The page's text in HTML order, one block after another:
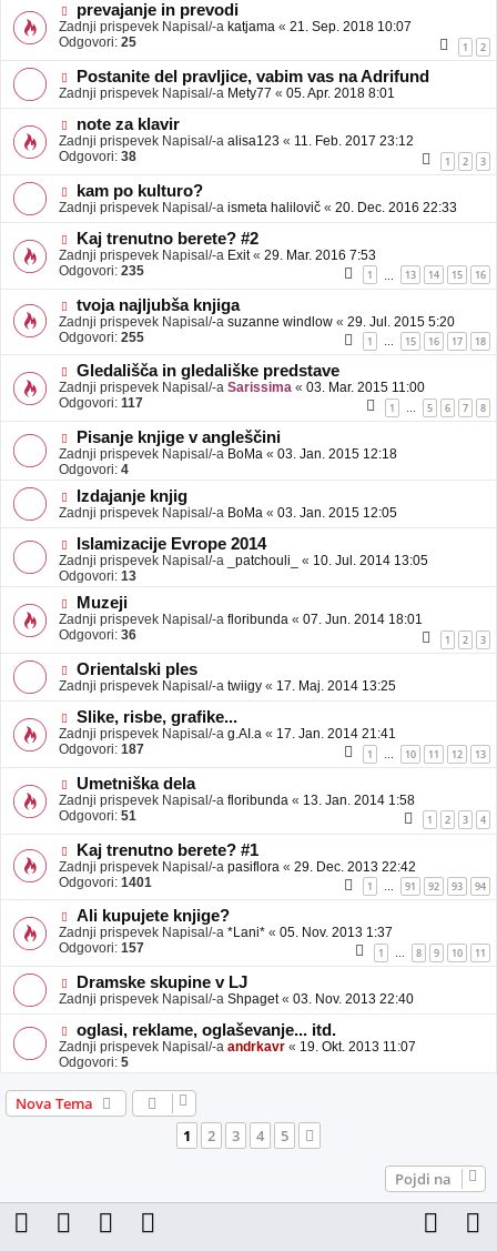
prevajanje in prevodi
Zadnji prispevek Napisal/-a katjama « 21. Sep. 2018 10:07
Odgovori: 25 1 2
Postanite del pravljice, vabim vas na Adrifund
Zadnji prispevek Napisal/-a Mety77 « 05. Apr. 2018 8:01
note za klavir
Zadnji prispevek Napisal/-a alisa123 « 11. Feb. 2017 23:12
Odgovori: 38 1 2 3
kam po kulturo?
Zadnji prispevek Napisal/-a ismeta halilovič « 20. Dec. 2016 22:33
Kaj trenutno berete? #2
Zadnji prispevek Napisal/-a Exit« 29. Mar. 2016 7:53
Odgovori: 235 1 13 14 15 16
tvoja najljubša knjiga
Zadnji prispevek Napisal/-a suzanne windlow « 29. Jul. 2015 5:20
Odgovori: 255 1 … 15 16 17 18
Gledališča in gledališke predstave
Zadnji prispevek Napisal/-a Sarissima « 03. Mar. 2015 11:00
Odgovori: 117 1 … 5 6 7 8
Pisanje knjige v angleščini
Zadnji prispevek Napisal/-a BoMa « 03. Jan. 2015 12:18
Odgovori: 4
Izdajanje knjig
Zadnji prispevek Napisal/-a BoMa « 03. Jan. 2015 12:05
Islamizacije Evrope 2014
Zadnji prispevek Napisal/-a _patchouli_ « 10. Jul. 2014 13:05
Odgovori: 13
Muzeji
Zadnji prispevek Napisal/-a floribunda « 07. Jun. 2014 18:01
Odgovori: 36 1 2 3
Orientalski ples
Zadnji prispevek Napisal/-a twiigy « 17. Maj. 2014 13:25
Slike, risbe, grafike...
Zadnji prispevek Napisal/-a g.AI.a « 17. Jan. 2014 21:41
Odgovori: 187 1 10 11 12 13
Umetniška dela
Zadnji prispevek Napisal/-a floribunda « 13. Jan. 2014 1:58
Odgovori: 51 1 2 3 4
Kaj trenutno berete? #1
Zadnji prispevek Napisal/-a pasiflora « 29. Dec. 2013 22:42
Odgovori: 1401 1 … 91 92 93 94
Ali kupujete knjige?
Zadnji prispevek Napisal/-a *Lani* « 05. Nov. 2013 1:37
Odgovori: 157 1 … 8 9 10 11
Dramske skupine v LJ
Zadnji prispevek Napisal/-a Shpaget« 03. Nov. 2013 22:40
oglasi, reklame, oglaševanje... itd.
Zadnji prispevek Napisal/-a andrkavr « 19. Okt. 2013 11:07
Odgovori: 5
Nova Tema
1
2 3 4 5
Pojdi na